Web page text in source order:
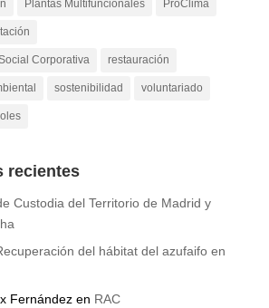
Plantas Multifuncionales ProClima
Corporativa restauración
sostenibilidad voluntariado
recientes
Custodia del Territorio de Madrid y
del hábitat del azufaifo en
Fernándezen RAC